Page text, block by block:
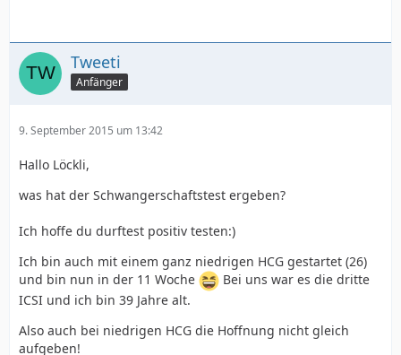
Tweeti
Anfänger
9. September 2015 um 13:42
Hallo Löckli,
was hat der Schwangerschaftstest ergeben?
Ich hoffe du durftest positiv testen:)
Ich bin auch mit einem ganz niedrigen HCG gestartet (26)
und bin nun in der 11 Woche
Bei uns war es die dritte
ICSI und ich bin 39 Jahre alt.
Also auch bei niedrigen HCG die Hoffnung nicht gleich
aufgeben!